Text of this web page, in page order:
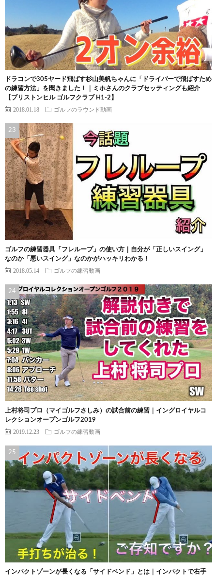
ドラコンで305ヤード飛ばす杉山美帆ちゃんに「ドライバーで飛ばすため
の練習方法」を聞きました！｜ミホさんのクラブセッティングも紹介
【ブリストンヒル ゴルフクラブ H1-2】
2018.01.18 ゴルフのラウンド動画
ゴルフの練習器具「フレループ」の使い方｜自分が「正しいスイング」
なのか「悪いスイング」なのかがハッキリわかる！
2018.05.14 ゴルフの練習動画
上村将司プロ（マイゴルフさしみ）の試合前の練習｜イングロイヤルコ
レクションオープンゴルフ2019
2019.12.23 ゴルフの練習動画
インパクトゾーンが長くなる「サイドベンド」とは｜インパクトで右手